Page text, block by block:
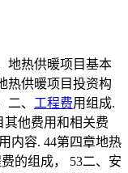
地热供暖项目基本
热供暖项目投资构
二、 工程费用组成.
其他费用和相关费
内容. 44第四章地热
的组成， 53二、安